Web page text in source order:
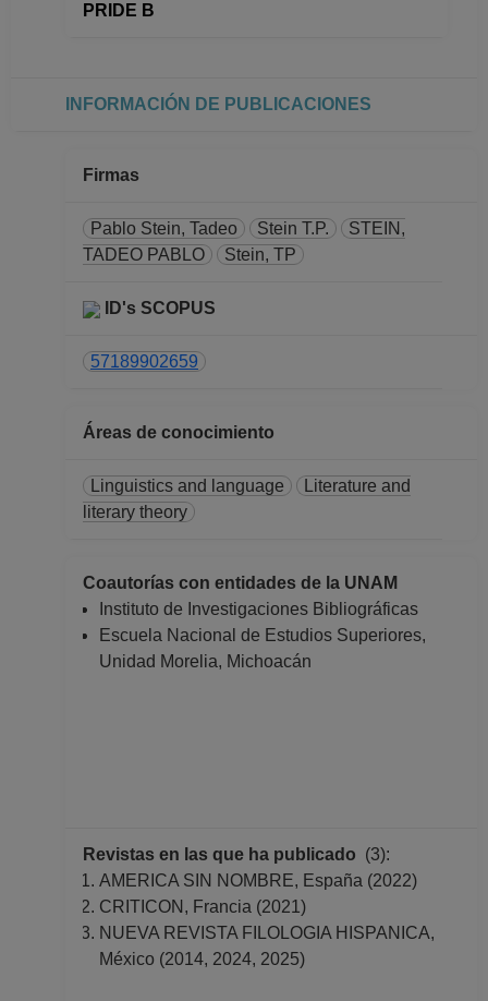
Desde 01-09-2015
Dirección General de
Asuntos del Personal
PRIDE B
INFORMACIÓN DE PUBLICACIONES
Firmas
Pablo Stein, Tadeo Stein T.P.
STEIN,
TADEO PABLO
Stein, TP
ID's SCOPUS
57189902659
Áreas de conocimiento
Linguistics and language
Literature and
literary theory
Coautorías con entidades de la UNAM
Instituto de Investigaciones Bibliográficas
Escuela Nacional de Estudios Superiores,
Unidad Morelia, Michoacán
Revistas en las que ha publicado (3):
AMERICA SIN NOMBRE, España (2022)
CRITICON, Francia (2021)
NUEVA REVISTA FILOLOGIA HISPANICA,
México (2014, 2024, 2025)